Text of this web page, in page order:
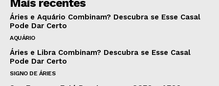
Mais recentes
Áries e Aquário Combinam? Descubra se Esse Casal
Pode Dar Certo
AQUÁRIO
Áries e Libra Combinam? Descubra se Esse Casal
Pode Dar Certo
SIGNO DE ÁRIES